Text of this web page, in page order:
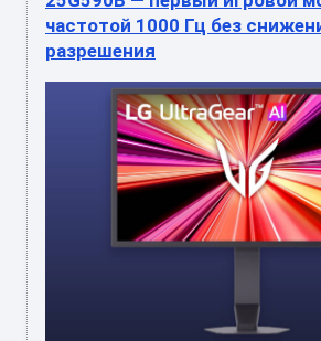
частотой 1000 Гц без
разрешения